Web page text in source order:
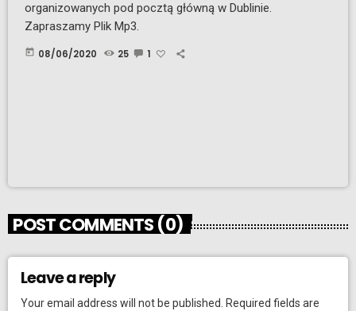
organizowanych pod pocztą główną w Dublinie.
Zapraszamy Plik Mp3.
today 08/06/2020 25 1
POST COMMENTS (0)
Leave a reply
Your email address will not be published. Required fields are